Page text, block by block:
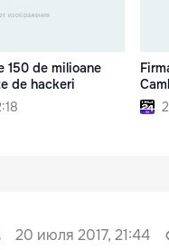
150 de milioane
de hackeri
20 июля 2017, 21:44